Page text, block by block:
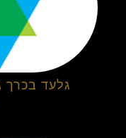
גלעד בכרך